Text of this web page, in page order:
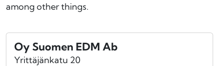
among other things.
Oy Suomen EDM Ab
Yrittäjänkatu 20